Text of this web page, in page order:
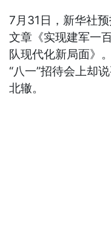
7月31日，新华社
文章《实现建军一
队现代化新局面》
“八一”招待会上却
北辙。